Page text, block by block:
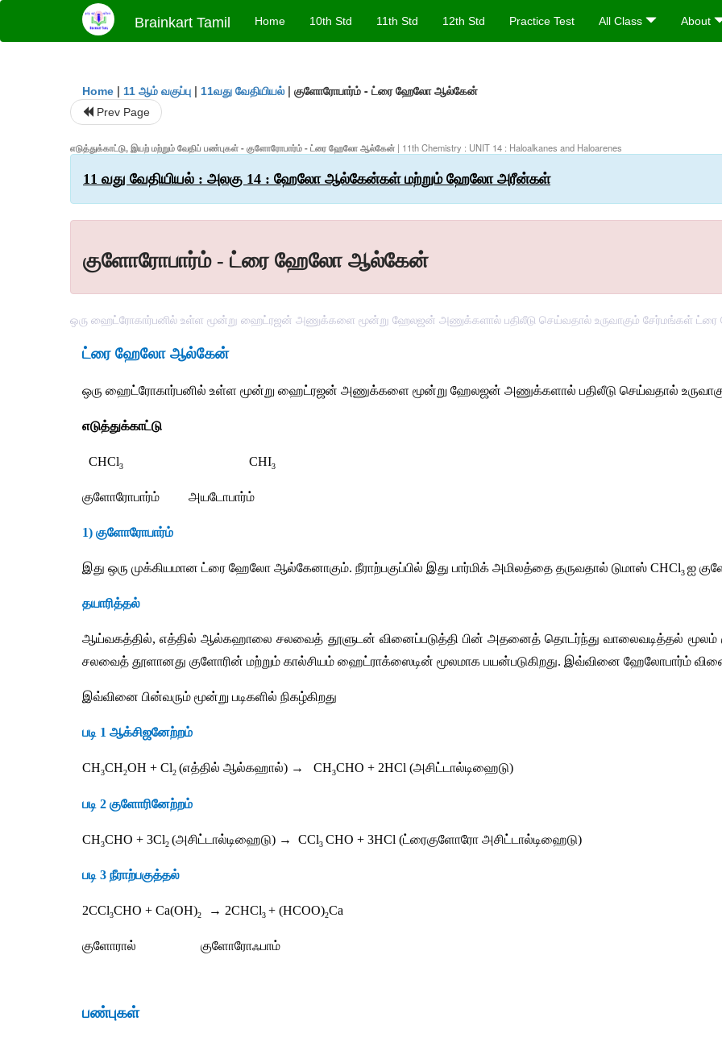
Brainkart Tamil Home 10th Std 11th Std 12th Std Practice Test All Class About
Home | 11 ஆம் வகுப்பு | 11வது வேதியியல் | குளோரோபார்ம் - ட்ரை ஹேலோ ஆல்கேன்
Prev Page
எடுத்துக்காட்டு, இயற் மற்றும் வேதிப் பண்புகள் - குளோரோபார்ம் - ட்ரை ஹேலோ ஆல்கேன் | 11th Chemistry : UNIT 14 : Haloalkanes and Haloarenes
11 வது வேதியியல் : அலகு 14 : ஹேலோ ஆல்கேன்கள் மற்றும் ஹேலோ அரீன்கள்
குளோரோபார்ம் - ட்ரை ஹேலோ ஆல்கேன்
ஒரு ஹைட்ரோகார்பனில் உள்ள மூன்று ஹைட்ரஜன் அணுக்களை மூன்று ஹேலஜன் அணுக்களால் பதிலீடு செய்வதால் உருவாகும் சேர்மங்கள்
ட்ரை ஹேலோ ஆல்கேன்
ஒரு ஹைட்ரோகார்பனில் உள்ள மூன்று ஹைட்ரஜன் அணுக்களை மூன்று ஹேலஜன் அணுக்களால் பதிலீடு செய்வதால்
எடுத்துக்காட்டு
CHCl3 CHI3
குளோரோபார்ம் அயடோபார்ம்
1) குளோரோபார்ம்
இது ஒரு முக்கியமான ட்ரை ஹேலோ ஆல்கேனாகும். நீராற்பகுப்பில் இது பார்மிக் அமிலத்தை தருவதால் டுமாஸ் CHCl3 ஐ
தயாரித்தல்
ஆய்வகத்தில், எத்தில் ஆல்கஹாலை சலவைத் தூளுடன் வினைப்படுத்தி பின் அதனைத் தொடர்ந்து வாலைவடித்தல் மூலம்
சலவைத் தூளானது குளோரின் மற்றும் கால்சியம் ஹைட்ராக்ஸைடின் மூலமாக பயன்படுகிறது. இவ்வினை ஹேலோபார்ம்
இவ்வினை பின்வரும் மூன்று படிகளில் நிகழ்கிறது
படி 1 ஆக்சிஜனேற்றம்
CH3CH2OH + Cl2 (எத்தில் ஆல்கஹால்) →   CH3CHO + 2HCl (அசிட்டால்டிஹைடு)
படி 2 குளோரினேற்றம்
CH3CHO + 3Cl2 (அசிட்டால்டிஹைடு) →  CCl3 CHO + 3HCl (ட்ரைகுளோரோ அசிட்டால்டிஹைடு)
படி 3 நீராற்பகுத்தல்
2CCl3CHO + Ca(OH)2 → 2CHCl3 + (HCOO)2Ca
குளோரால் குளோரோஃபாம்
பண்புகள்